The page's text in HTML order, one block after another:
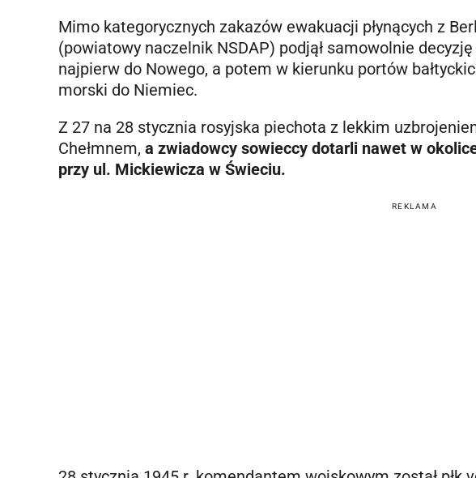
Mimo kategorycznych zakazów ewakuacji płynących z
(powiatowy naczelnik NSDAP) podjął samowolnie
najpierw do Nowego, a potem w kierunku portów
morski do Niemiec.
Z 27 na 28 stycznia rosyjska piechota z lekkim
Chełmnem, a zwiadowcy sowieccy dotarli nawet w
przy ul. Mickiewicza w Świeciu.
REKLAMA